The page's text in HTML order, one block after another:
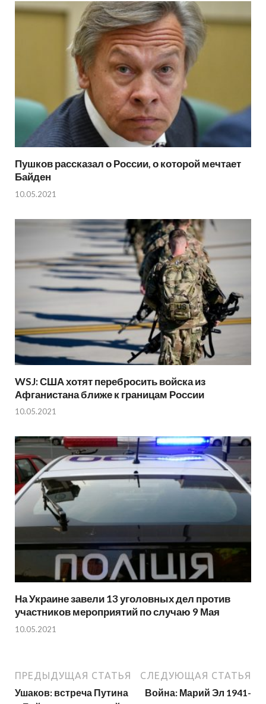
Пушков рассказал о России, о которой мечтает
Байден
10.05.2021
WSJ: США хотят перебросить войска из
Афганистана ближе к границам России
10.05.2021
На Украине завели 13 уголовных дел против
участников мероприятий по случаю 9 Мая
10.05.2021
ПРЕДЫДУЩАЯ СТАТЬЯ
Ушаков: встреча Путина
СЛЕДУЮЩАЯ СТАТЬЯ
Война: Марий Эл 1941-